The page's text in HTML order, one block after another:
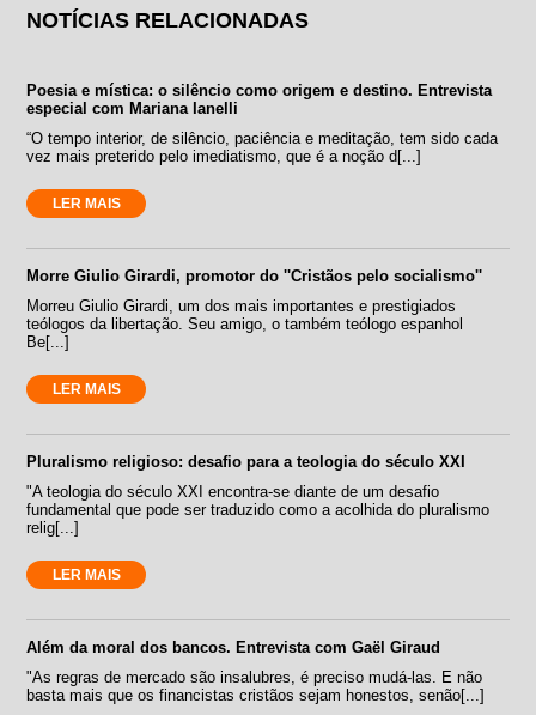
NOTÍCIAS RELACIONADAS
Poesia e mística: o silêncio como origem e destino. Entrevista
especial com Mariana Ianelli
“O tempo interior, de silêncio, paciência e meditação, tem sido cada
vez mais preterido pelo imediatismo, que é a noção d[...]
LER MAIS
Morre Giulio Girardi, promotor do ''Cristãos pelo socialismo''
Morreu Giulio Girardi, um dos mais importantes e prestigiados
teólogos da libertação. Seu amigo, o também teólogo espanhol
Be[...]
LER MAIS
Pluralismo religioso: desafio para a teologia do século XXI
"A teologia do século XXI encontra-se diante de um desafio
fundamental que pode ser traduzido como a acolhida do pluralismo
relig[...]
LER MAIS
Além da moral dos bancos. Entrevista com Gaël Giraud
"As regras de mercado são insalubres, é preciso mudá-las. E não
basta mais que os financistas cristãos sejam honestos, senão[...]